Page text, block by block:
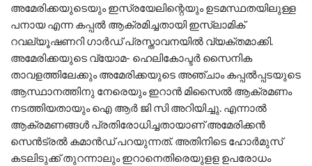
അമേരിക്കയുടെയും ഇസ്രയേലിന്റെയും ഉടമസ്ഥതയിലുള്ള
പനായ എന്ന കപ്പൽ ആക്രമിച്ചതായി ഇസ്ലാമിക്
റവല്യൂഷണറി ഗാർഡ് പ്രസ്താവനയിൽ വ്യക്തമാക്കി.
അമേരിക്കയുടെ വ്യോമ- ഹെലികോപ്ടർ സൈനിക
താവളത്തിലേക്കും അമേരിക്കയുടെ അഞ്ചാം കപ്പൽപ്പടയുടെ
ആസ്ഥാനത്തിനു നേരെയും ഇറാൻ മിസൈൽ ആക്രമണം
നടത്തിയതായും ഐ ആർ ജി സി അറിയിച്ചു. എന്നാൽ
ആക്രമണങ്ങൾ പ്രതിരോധിച്ചതായാണ് അമേരിക്കൻ
സെൻട്രൽ കമാൻഡ് പറയുന്നത്. അതിനിടെ ഹോർമുസ്
കടലിടുക്ക് തുറന്നാലും ഇറാനെതിരെയുളള ഉപരോധം